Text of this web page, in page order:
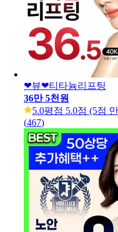
❤뷰❤티타늄리프팅
36만 5천원
5.0평점 5.0점 (5점
(467)